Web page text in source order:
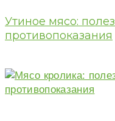
Утиное мясо:
противопоказания